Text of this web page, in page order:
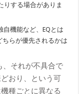
りする場合がありま
機能など、EQとは
らが優先されるかは
、それが不具合で
おり、という可
種ごとに異なる